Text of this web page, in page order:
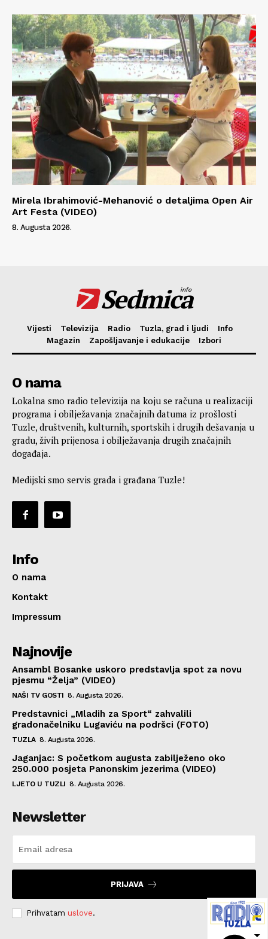
Mirela Ibrahimović-Mehanović o detaljima Open Air
Art Festa (VIDEO)
8. Augusta 2026.
Sedmica
info
Vijesti Televizija Radio Tuzla, grad i ljudi
Info
Magazin
Zapošljavanje i edukacije Izbori
O nama
Lokalna smo radio televizija na koju se računa u realizaciji
programa i obilježavanja značajnih datuma iz prošlosti
Tuzle, društvenih, kulturnih, sportskih i drugih dešavanja u
gradu, živih prijenosa i obilježavanja drugih značajnih
događaja.
Medijski smo servis grada i građana Tuzle!
Info
O nama
Kontakt
Impressum
Najnovije
Ansambl Bosanke uskoro predstavlja spot za novu
pjesmu “Želja” (VIDEO)
NAŠI TV GOSTI 8. Augusta 2026.
Predstavnici „Mladih za Sport“ zahvalili
gradonačelniku Lugaviću na podršci (FOTO)
TUZLA 8. Augusta 2026.
Jaganjac: S početkom augusta zabilježeno oko
250.000 posjeta Panonskim jezerima (VIDEO)
LJETO U TUZLI 8. Augusta 2026.
Newsletter
PRIJAVA
Prihvatam uslove.